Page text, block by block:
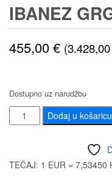
IBANEZ
455,00€
Dostupno uz narudžbu
IBANEZ
GRG320FA
količina
Dodaj u košaricu
TEČAJ: 1 EUR = 7,53450